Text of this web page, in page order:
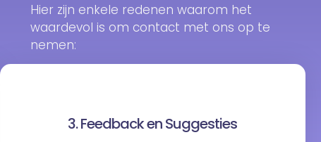
Hier zijn enkele redenen waarom het
waardevol is om contact met ons op te
nemen:
3. Feedback en Suggesties